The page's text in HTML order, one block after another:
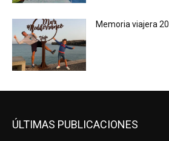
Memoria viajera
ÚLTIMAS PUBLICACIONES